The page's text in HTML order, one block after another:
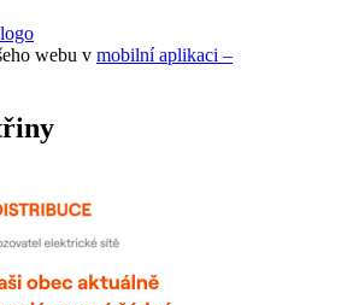
webu v mobilní aplikaci –